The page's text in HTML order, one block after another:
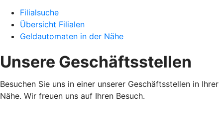
Filialsuche
Übersicht Filialen
Geldautomaten in der Nähe
Unsere Geschäftsstellen
Besuchen Sie uns in einer unserer Geschäftsstellen in Ihrer
Nähe. Wir freuen uns auf Ihren Besuch.